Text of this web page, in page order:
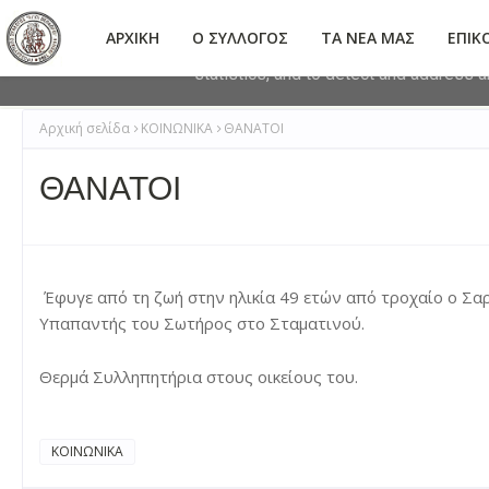
ΑΡΧΙΚΗ Ο ΣΥΛΛΟΓΟΣ ΤΑ ΝΕΑ ΜΑΣ
Αρχική σελίδα ΚΟΙΝΩΝΙΚΑ ΘΑΝΑΤΟΙ
ΘΑΝΑΤΟΙ
Έφυγε από τη ζωή στην ηλικία 49 ετών από τροχαίο ο
Υπαπαντής του Σωτήρος στο Σταματινού.
Θερμά Συλληπητήρια στους οικείους του.
ΚΟΙΝΩΝΙΚΑ
This site uses cookies from Google
statistics, and to detect and address